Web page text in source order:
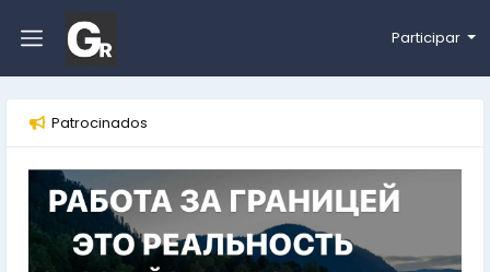
Participar
Patrocinados